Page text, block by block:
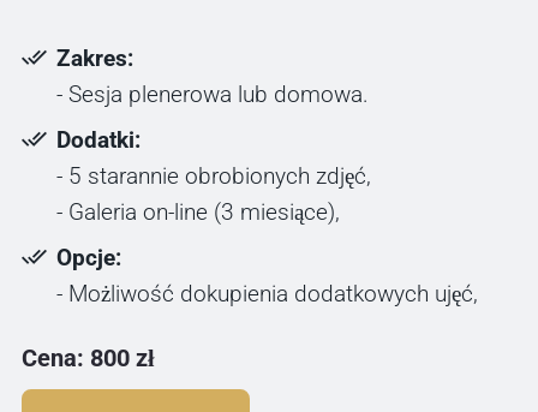
Zakres:
- Sesja plenerowa lub domowa.
Dodatki:
- 5 starannie obrobionych zdjęć,
- Galeria on-line (3 miesiące),
Opcje:
- Możliwość dokupienia dodatkowych ujęć,
Cena: 800 zł